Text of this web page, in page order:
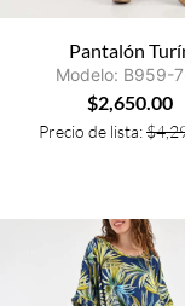
Pantalón
Modelo: B959-
$2,650.00
Precio de lista:$